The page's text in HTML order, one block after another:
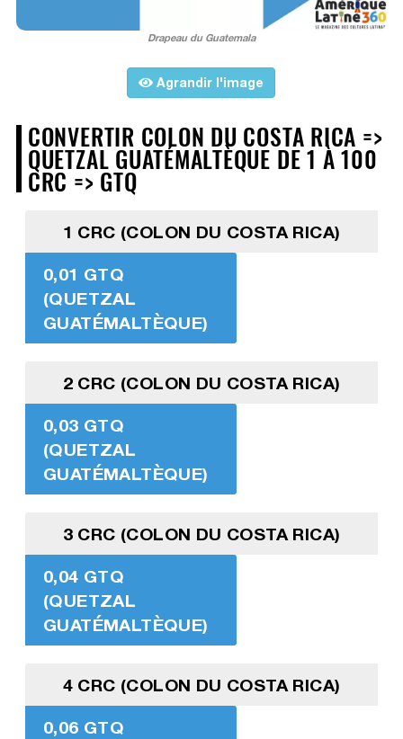
Drapeau du Guatemala
Agrandir l'image
CONVERTIR COLON DU COSTA RICA =>
QUETZAL GUATÉMALTÈQUE DE 1 À 100
CRC => GTQ
1 CRC (COLON DU COSTA RICA)
0,01 GTQ
(QUETZAL
GUATÉMALTÈQUE)
2 CRC (COLON DU COSTA RICA)
0,03 GTQ
(QUETZAL
GUATÉMALTÈQUE)
3 CRC (COLON DU COSTA RICA)
0,04 GTQ
(QUETZAL
GUATÉMALTÈQUE)
4 CRC (COLON DU COSTA RICA)
0,06 GTQ